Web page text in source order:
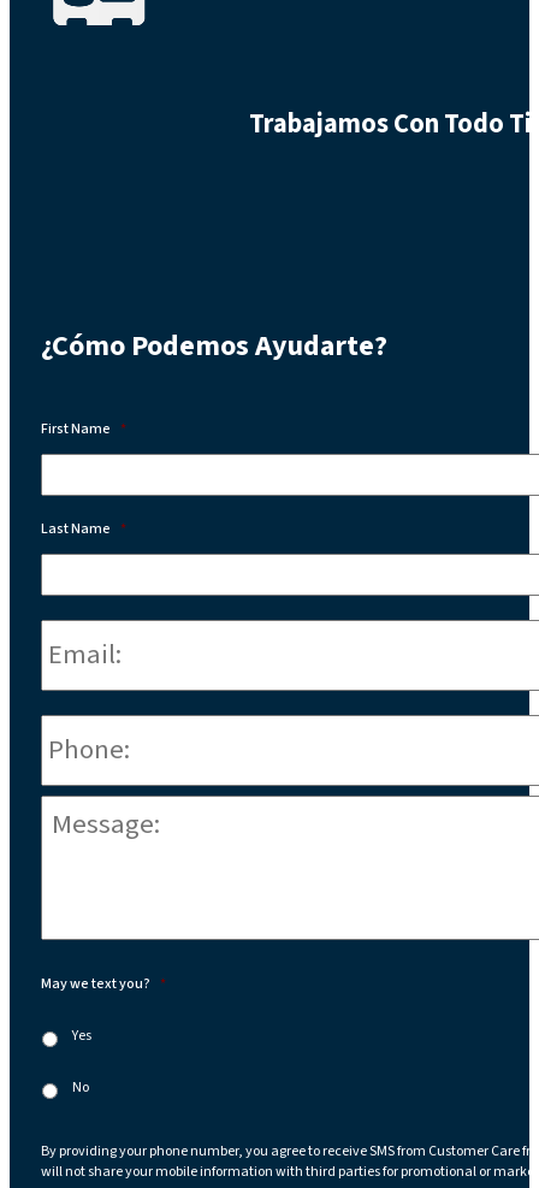
Trabajamos Con Todo
¿Cómo Podemos Ayudarte?
First Name *
Last Name *
May we text you? *
Yes
No
By providing your phone number, you agree to receive SMS from Customer Care
will not share your mobile information with third parties for promotional or